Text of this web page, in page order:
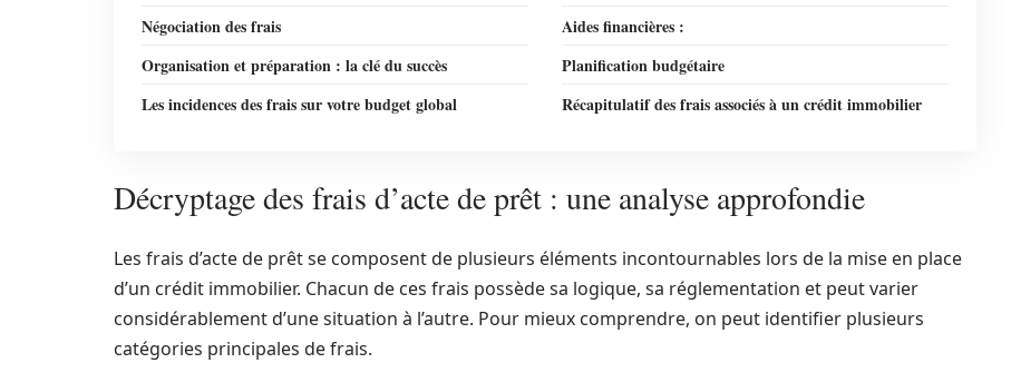
Négociation des frais
Aides financières :
Organisation et préparation : la clé du succès
Planification budgétaire
Les incidences des frais sur votre budget global
Récapitulatif des frais associés à un crédit immobilier
Décryptage des frais d’acte de prêt : une analyse approfondie
Les frais d’acte de prêt se composent de plusieurs éléments incontournables lors de la mise en place
d’un crédit immobilier. Chacun de ces frais possède sa logique, sa réglementation et peut varier
considérablement d’une situation à l’autre. Pour mieux comprendre, on peut identifier plusieurs
catégories principales de frais.